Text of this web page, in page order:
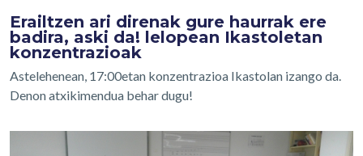
Erailtzen ari direnak gure haurrak ere
badira, aski da! lelopean Ikastoletan
konzentrazioak
Astelehenean, 17:00etan konzentrazioa Ikastolan izango da.
Denon atxikimendua behar dugu!